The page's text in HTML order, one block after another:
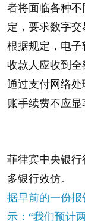
者将面临各种
定，要求数字交
根据规定，电子
收款人应收到
通过支付网络处
账手续费不应显
菲律宾中央银行
多银行效仿。
据早前的一份报
示：“我们预计